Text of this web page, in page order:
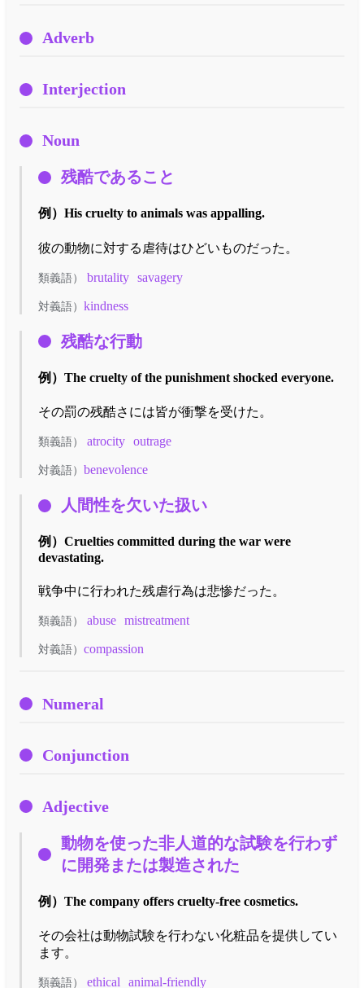
Adverb
Interjection
Noun
残酷であること
例） His cruelty to animals was appalling.
彼の動物に対する虐待はひどいものだった。
類義語） brutality savagery
対義語） kindness
残酷な行動
例） The cruelty of the punishment shocked everyone.
その罰の残酷さには皆が衝撃を受けた。
類義語） atrocity outrage
対義語） benevolence
人間性を欠いた扱い
例） Cruelties committed during the war were
devastating.
戦争中に行われた残虐行為は悲惨だった。
類義語） abuse mistreatment
対義語） compassion
Numeral
Conjunction
Adjective
動物を使った非人道的な試験を行わず
に開発または製造された
例） The company offers cruelty-free cosmetics.
その会社は動物試験を行わない化粧品を提供してい
ます。
類義語） ethical animal-friendly